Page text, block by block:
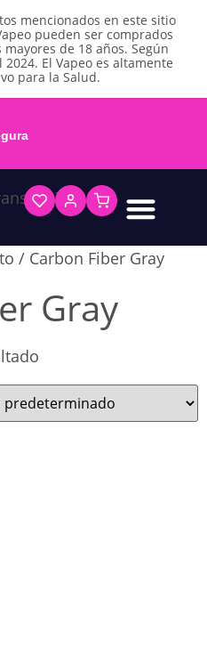
mencionados en este sitio
pueden ser comprados
de 18 años. Según
El Vapeo es altamente
para la Salud.
/ Carbon Fiber Gray
Gray